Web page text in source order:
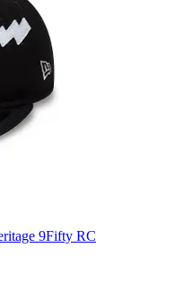
9Fifty RC